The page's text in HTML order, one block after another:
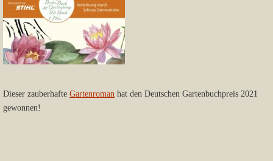
Dieser zauberhafte Gartenroman hat den Deutschen Gartenbuchpreis 2021
gewonnen!